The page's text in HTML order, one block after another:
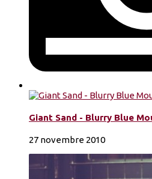
Giant Sand - Blurry Blue
27 novembre 2010